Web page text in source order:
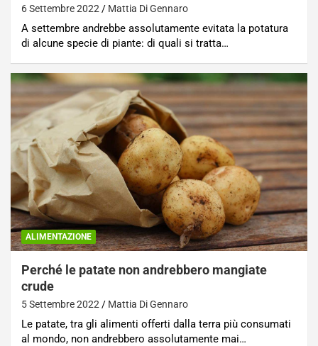
6 Settembre 2022 Mattia Di Gennaro
A settembre andrebbe assolutamente evitata la potatura
di alcune specie di piante: di quali si tratta…
ALIMENTAZIONE
Perché le patate non andrebbero mangiate
crude
5 Settembre 2022 Mattia Di Gennaro
Le patate, tra gli alimenti offerti dalla terra più consumati
al mondo, non andrebbero assolutamente mai…